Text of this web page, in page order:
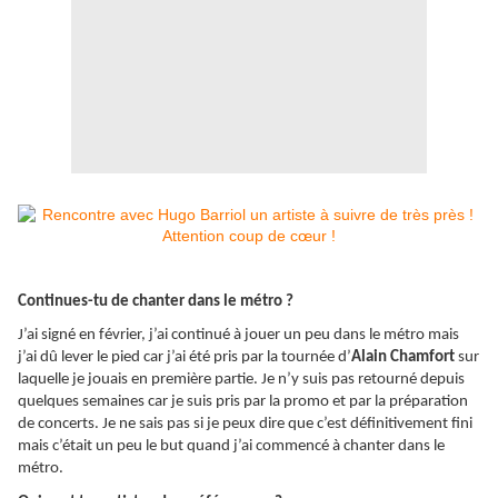
Continues-tu de chanter dans le métro ?
J’ai signé en février, j’ai continué à jouer un peu dans le métro mais
j’ai dû lever le pied car j’ai été pris par la tournée d’Alain Chamfort sur
laquelle je jouais en première partie. Je n’y suis pas retourné depuis
quelques semaines car je suis pris par la promo et par la préparation
de concerts. Je ne sais pas si je peux dire que c’est définitivement fini
mais c’était un peu le but quand j’ai commencé à chanter dans le
métro.